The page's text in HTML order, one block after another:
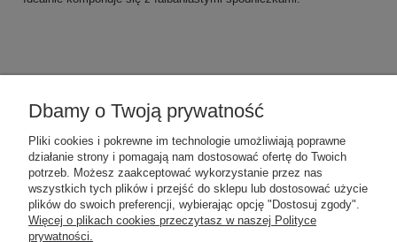
POMOC
MOJE KONTO
PŁATNOŚCI I DOSTAWA
Dbamy o Twoją prywatność
Pliki cookies i pokrewne im technologie umożliwiają poprawne
działanie strony i pomagają nam dostosować ofertę do Twoich
potrzeb. Możesz zaakceptować wykorzystanie przez nas
wszystkich tych plików i przejść do sklepu lub dostosować użycie
plików do swoich preferencji, wybierając opcję "Dostosuj zgody".
Więcej o plikach cookies przeczytasz w naszej Polityce
prywatności.